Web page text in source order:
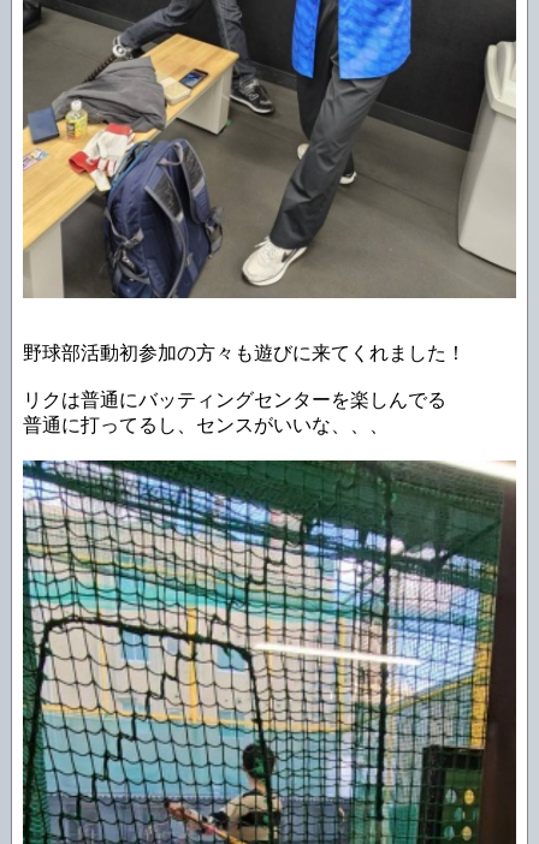
野球部活動初参加の方々も遊びに来てくれました！
リクは普通にバッティングセンターを楽しんでる
普通に打ってるし、センスがいいな、、、